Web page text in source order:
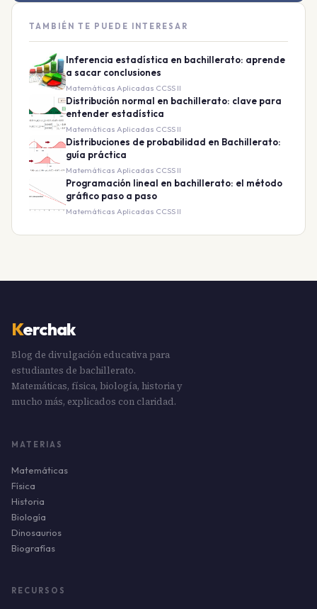
TAMBIÉN TE PUEDE INTERESAR
Inferencia estadística en bachillerato: aprende
a sacar conclusiones
Matemáticas Aplicadas CCSS II
Distribución normal en bachillerato: clave para
entender estadística
Matemáticas Aplicadas CCSS II
Distribuciones de probabilidad en Bachillerato:
guía práctica
Matemáticas Aplicadas CCSS II
Programación lineal en bachillerato: el método
gráfico paso a paso
Matemáticas Aplicadas CCSS II
Kerchak
Blog de divulgación educativa para
estudiantes de bachillerato.
Matemáticas, física, biología, historia y
mucho más, explicados con claridad.
MATERIAS
Matemáticas
Física
Historia
Biología
Dinosaurios
Biografías
RECURSOS